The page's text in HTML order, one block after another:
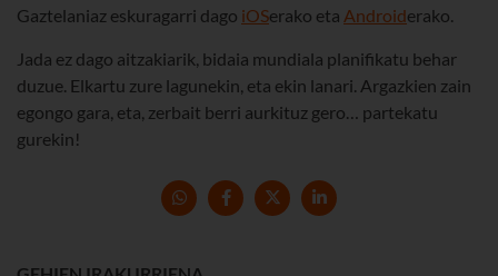
Gaztelaniaz eskuragarri dago iOSerako eta Androiderako.
Jada ez dago aitzakiarik, bidaia mundiala planifikatu behar
duzue. Elkartu zure lagunekin, eta ekin lanari. Argazkien zain
egongo gara, eta, zerbait berri aurkituz gero… partekatu
gurekin!